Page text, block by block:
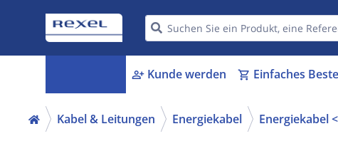
person_add Kunde werden shopping_cart Einfaches
Kabel & Leitungen Energiekabel Energiekabel